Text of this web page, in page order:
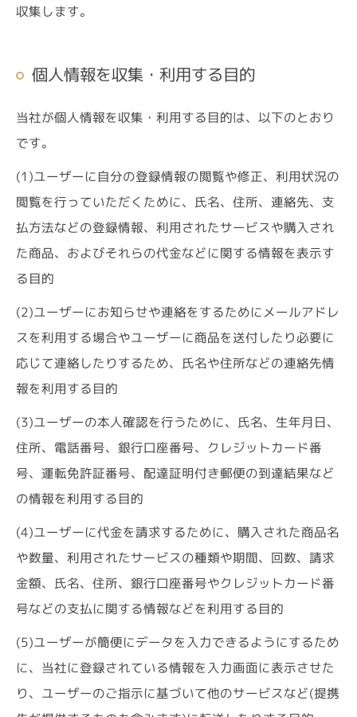
収集します。
個人情報を収集・利用する目的
当社が個人情報を収集・利用する目的は、以下のとおり
です。
(1)ユーザーに自分の登録情報の閲覧や修正、利用状況の
閲覧を行っていただくために、氏名、住所、連絡先、支
払方法などの登録情報、利用されたサービスや購入され
た商品、およびそれらの代金などに関する情報を表示す
る目的
(2)ユーザーにお知らせや連絡をするためにメールアドレ
スを利用する場合やユーザーに商品を送付したり必要に
応じて連絡したりするため、氏名や住所などの連絡先情
報を利用する目的
(3)ユーザーの本人確認を行うために、氏名、生年月日、
住所、電話番号、銀行口座番号、クレジットカード番
号、運転免許証番号、配達証明付き郵便の到達結果など
の情報を利用する目的
(4)ユーザーに代金を請求するために、購入された商品名
や数量、利用されたサービスの種類や期間、回数、請求
金額、氏名、住所、銀行口座番号やクレジットカード番
号などの支払に関する情報などを利用する目的
(5)ユーザーが簡便にデータを入力できるようにするため
に、当社に登録されている情報を入力画面に表示させた
り、ユーザーのご指示に基づいて他のサービスなど(提携